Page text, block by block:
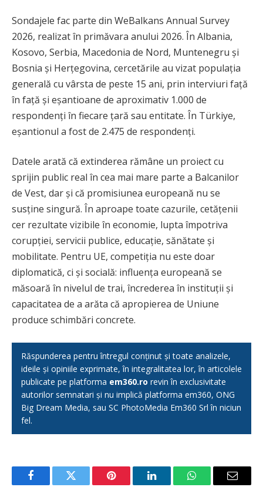
Sondajele fac parte din WeBalkans Annual Survey
2026, realizat în primăvara anului 2026. În Albania,
Kosovo, Serbia, Macedonia de Nord, Muntenegru și
Bosnia și Herțegovina, cercetările au vizat populația
generală cu vârsta de peste 15 ani, prin interviuri față
în față și eșantioane de aproximativ 1.000 de
respondenți în fiecare țară sau entitate. În Türkiye,
eșantionul a fost de 2.475 de respondenți.
Datele arată că extinderea rămâne un proiect cu
sprijin public real în cea mai mare parte a Balcanilor
de Vest, dar și că promisiunea europeană nu se
susține singură. În aproape toate cazurile, cetățenii
cer rezultate vizibile în economie, lupta împotriva
corupției, servicii publice, educație, sănătate și
mobilitate. Pentru UE, competiția nu este doar
diplomatică, ci și socială: influența europeană se
măsoară în nivelul de trai, încrederea în instituții și
capacitatea de a arăta că apropierea de Uniune
produce schimbări concrete.
Răspunderea pentru întregul conținut și toate analizele,
ideile și opiniile exprimate, în integralitatea lor, în articolele
publicate pe platforma em360.ro revin în exclusivitate
autorilor semnatari și nu implică platforma em360, ONG
Big Dream Media, sau SC PhotoMedia Em360 Srl în niciun
fel.
FacebookTwitter Pinterest LinkedInWhatsAppEmail